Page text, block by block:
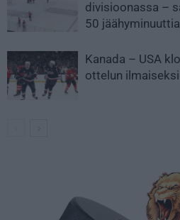
divisioonassa –
50 jäähyminuuttia
Kanada – USA
ottelun